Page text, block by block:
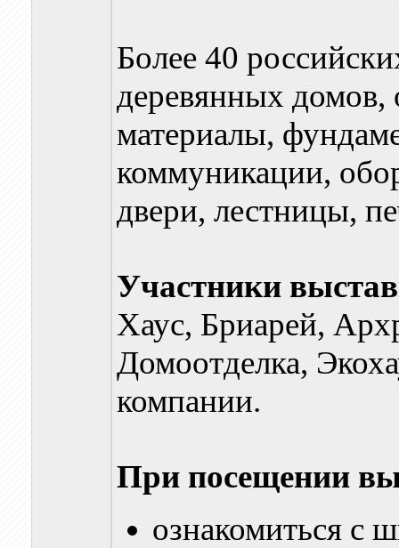
Более 40
деревянных
материалы,
коммуникации,
двери, лестницы,
Участники
Хаус, Бриарей,
Домоотделка,
компании.
При посещении
ознакомиться с